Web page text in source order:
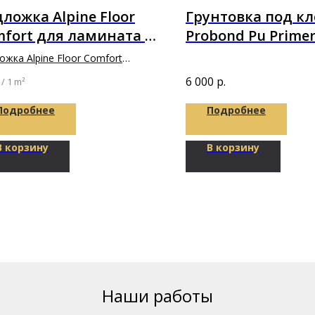
Alpine Floor
для ламината в
3мм
Alpine Floor Comfort
/ 1 m²
корзину
Грунтовка под
Probond Pu
6 000 р.
Подробнее
В корзину
Наши работы